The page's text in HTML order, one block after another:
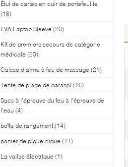
Étui de cartes en cuir de portefeuille
(16)
EVA Laptop Sleeve (20)
Kit de premiers secours de catégorie
médicale (20)
Caisse d'arme à feu de massage (21)
Tente de plage de parasol (16)
Sacs à l'épreuve du feu à l'épreuve de
l'eau (4)
boîte de rangement (14)
panier de pique-nique (11)
La valise électrique (1)